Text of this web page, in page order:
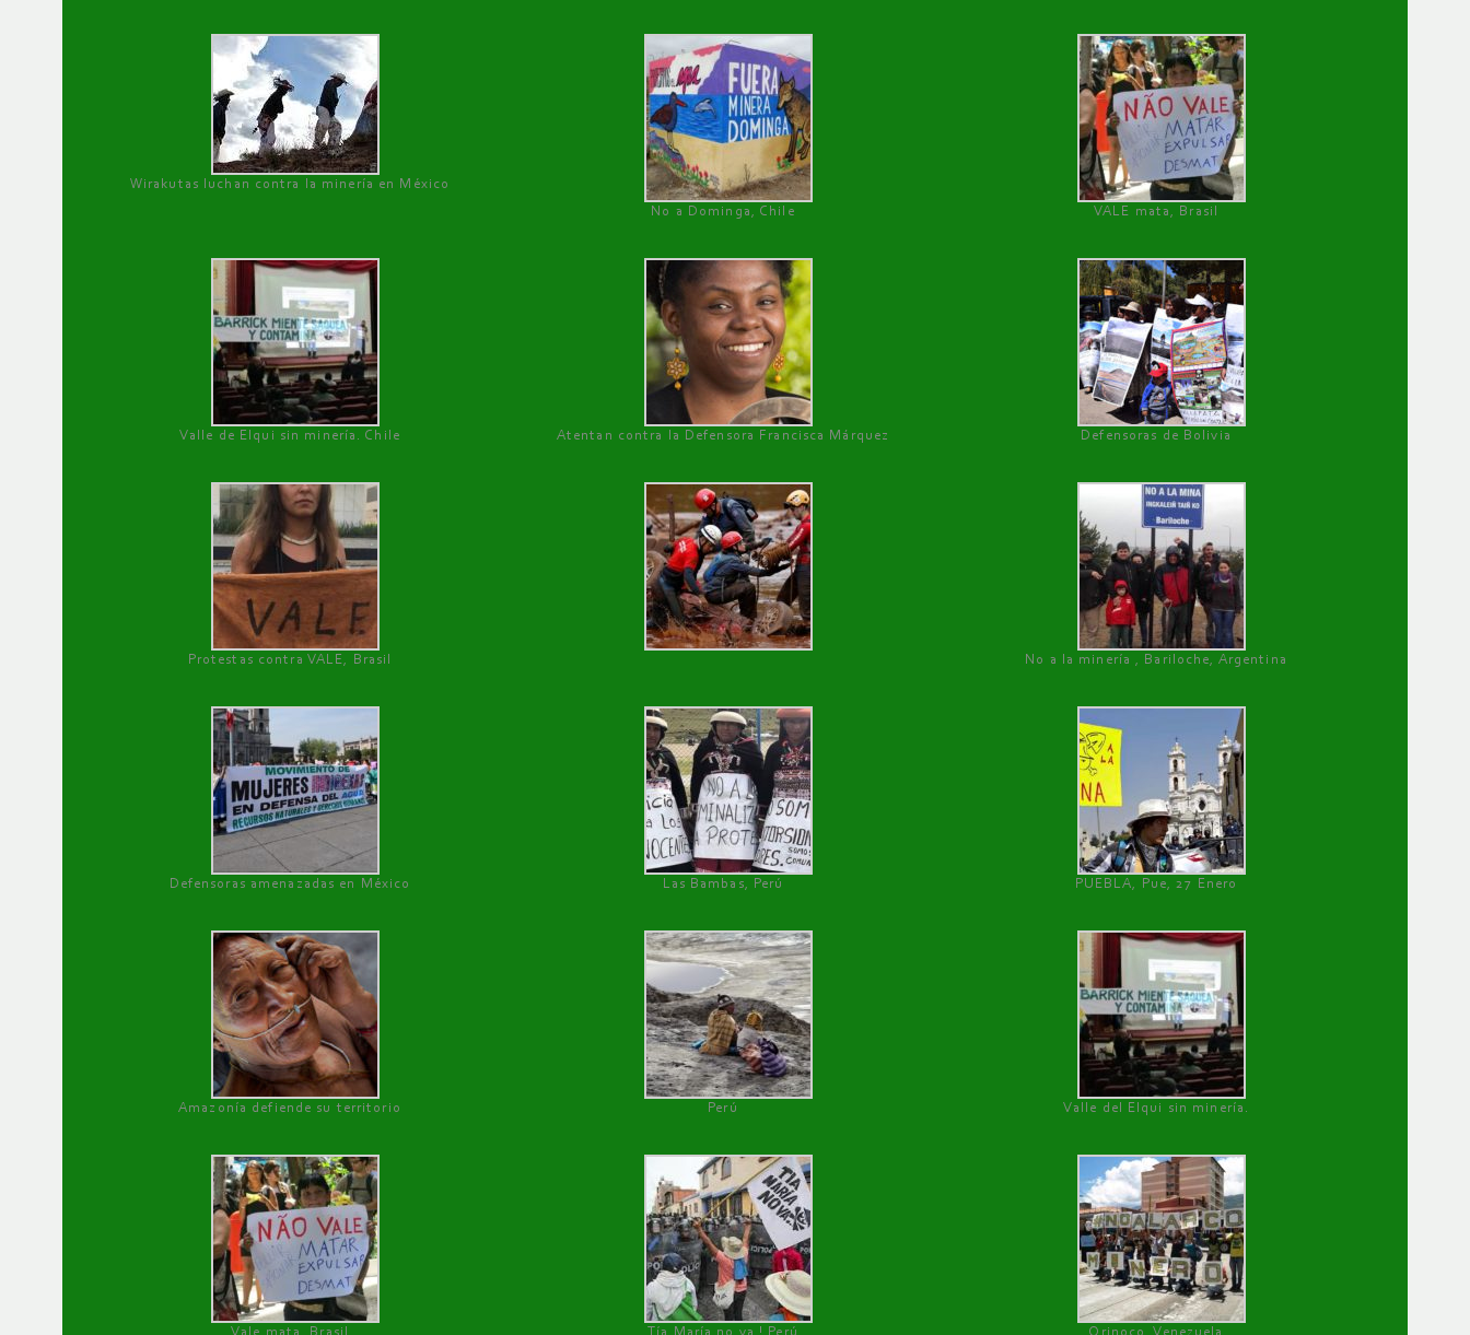
Wirakutas luchan contra la minería en México
No a Dominga, Chile
VALE mata, Brasil
Valle de Elqui sin minería. Chile Atentan contra la Defensora Francisca Márquez Defensoras de Bolivia
Protestas contra VALE, Brasil No a la minería , Bariloche, Argentina
Defensoras amenazadas en México Las Bambas, Perú PUEBLA, Pue, 27 Enero
Amazonía defiende su territorio Perú Valle del Elqui sin minería.